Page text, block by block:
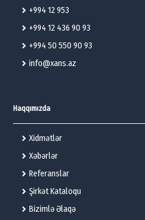
+994 12 953
+994 12 436 90 93
+994 50 550 90 93
info@xans.az
Haqqımızda
Xidmətlər
Xəbərlər
Referanslar
Şirkət Kataloqu
Bizimlə Əlaqə